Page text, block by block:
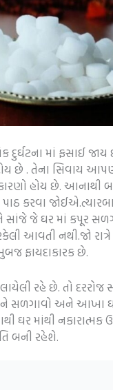
માં ફસાઈ જાય
છે . તેના સિવાય
હોય છે. આનાથી
કરવા
સાંજે જે ઘર માં કપૂર
આવતી નથી.જો
ફાયદાકારક છે.
રહે છે. તો
ને સળગાવો અને આખા
ઘર માંથી નકારાત્મક
બની રહેશે.